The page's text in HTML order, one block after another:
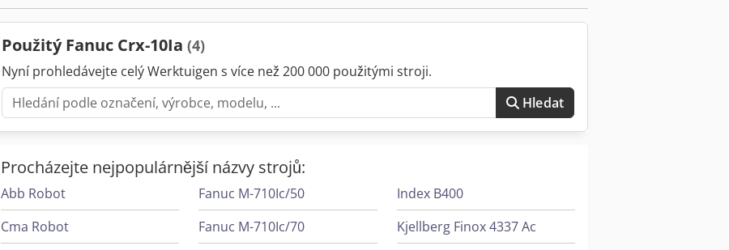
Použitý Fanuc Crx-10Ia (4)
Nyní prohledávejte celý Werktuigen s více než 200 000 použitými stroji.
Hledat
Procházejte nejpopulárnější názvy strojů:
Abb Robot
Cma Robot
Fanuc M-710Ic/50
Fanuc M-710Ic/70
Index B400
Kjellberg Finox 4337 Ac